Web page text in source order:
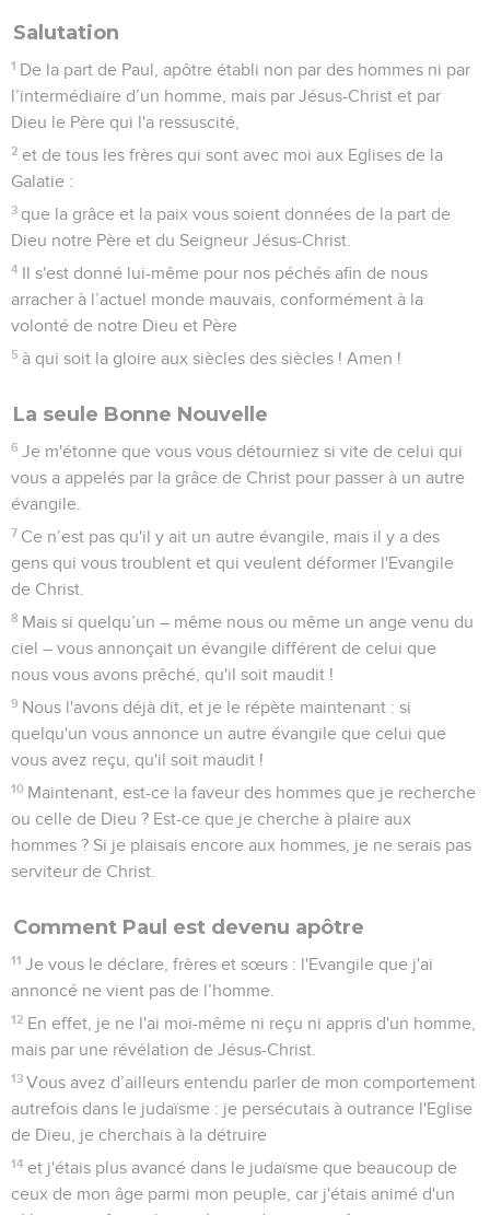
Salutation
1 De la part de Paul, apôtre établi non par des hommes ni par
l’intermédiaire d’un homme, mais par Jésus-Christ et par
Dieu le Père qui l'a ressuscité,
2 et de tous les frères qui sont avec moi aux Eglises de la
Galatie :
3 que la grâce et la paix vous soient données de la part de
Dieu notre Père et du Seigneur Jésus-Christ.
4 Il s'est donné lui-même pour nos péchés afin de nous
arracher à l’actuel monde mauvais, conformément à la
volonté de notre Dieu et Père
5 à qui soit la gloire aux siècles des siècles ! Amen !
La seule Bonne Nouvelle
6 Je m'étonne que vous vous détourniez si vite de celui qui
vous a appelés par la grâce de Christ pour passer à un autre
évangile.
7 Ce n’est pas qu'il y ait un autre évangile, mais il y a des
gens qui vous troublent et qui veulent déformer l'Evangile
de Christ.
8 Mais si quelqu’un – même nous ou même un ange venu du
ciel – vous annonçait un évangile différent de celui que
nous vous avons prêché, qu'il soit maudit !
9 Nous l'avons déjà dit, et je le répète maintenant : si
quelqu'un vous annonce un autre évangile que celui que
vous avez reçu, qu'il soit maudit !
10 Maintenant, est-ce la faveur des hommes que je recherche
ou celle de Dieu ? Est-ce que je cherche à plaire aux
hommes ? Si je plaisais encore aux hommes, je ne serais pas
serviteur de Christ.
Comment Paul est devenu apôtre
11 Je vous le déclare, frères et sœurs : l'Evangile que j'ai
annoncé ne vient pas de l’homme.
12 En effet, je ne l'ai moi-même ni reçu ni appris d'un homme,
mais par une révélation de Jésus-Christ.
13 Vous avez d’ailleurs entendu parler de mon comportement
autrefois dans le judaïsme : je persécutais à outrance l'Eglise
de Dieu, je cherchais à la détruire
14 et j'étais plus avancé dans le judaïsme que beaucoup de
ceux de mon âge parmi mon peuple, car j'étais animé d'un